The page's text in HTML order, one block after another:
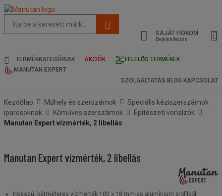
oldal
és
keresési
SAJÁT FIÓKOM
Bejelentkezés
TERMÉKKATEGÓRIÁK AKCIÓK
FELELŐS TERMÉKEK
MANUTAN EXPERT
SZOLGÁLTATÁS BLOG KAPCSOLAT
Kezdőlap Műhely és szerszámok
Speciális kéziszerszámok
iparosoknak
Kőműves szerszámok
Építészeti vonalzók
Manutan Expert vízmérték, 2 libellás
Manutan Expert vízmérték, 2 libellás
Hosszú, kétméteres vízmérték 100 x 18 mm-es alumínium profilból.